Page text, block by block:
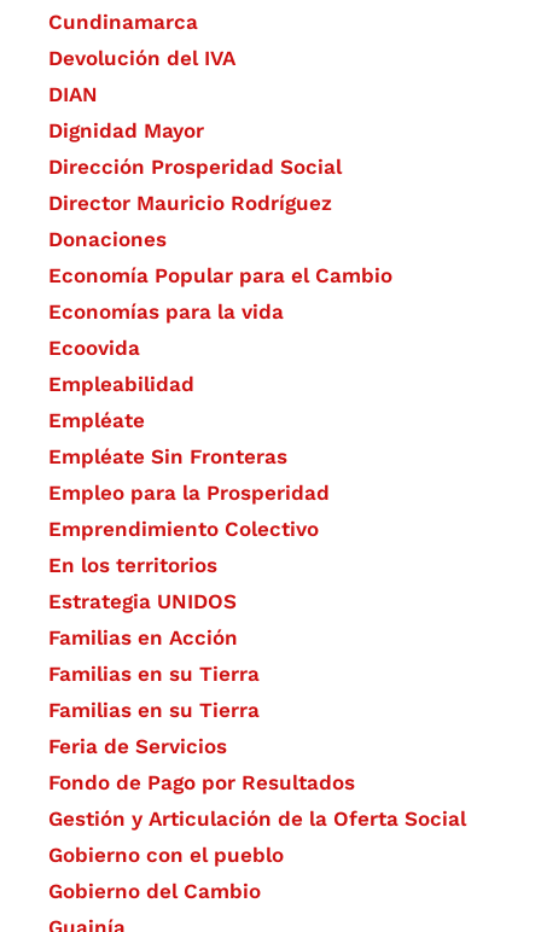
Cundinamarca
Devolución del IVA
DIAN
Dignidad Mayor
Dirección Prosperidad Social
Director Mauricio Rodríguez
Donaciones
Economía Popular para el Cambio
Economías para la vida
Ecoovida
Empleabilidad
Empléate
Empléate Sin Fronteras
Empleo para la Prosperidad
Emprendimiento Colectivo
En los territorios
Estrategia UNIDOS
Familias en Acción
Familias en su Tierra
Familias en su Tierra
Feria de Servicios
Fondo de Pago por Resultados
Gestión y Articulación de la Oferta Social
Gobierno con el pueblo
Gobierno del Cambio